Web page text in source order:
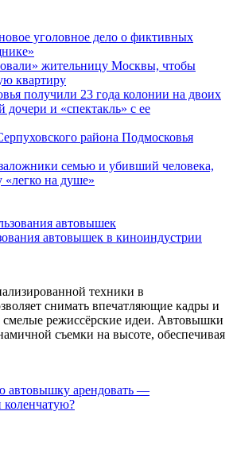
уголовное дело о фиктивных
жительницу Москвы, чтобы
квартиру
получили 23 года колонии на двоих
дочери и «спектакль» с ее
района Подмосковья
семью и убивший человека,
«легко на душе»
автовышек в киноиндустрии
техники в
снимать впечатляющие кадры и
смелые режиссёрские идеи. Автовышки
съемки на высоте, обеспечивая
автовышку арендовать —
коленчатую?